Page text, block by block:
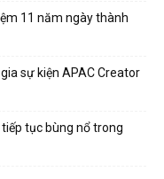
11 năm ngày thành
sự kiện APAC Creator
tục bùng nổ trong